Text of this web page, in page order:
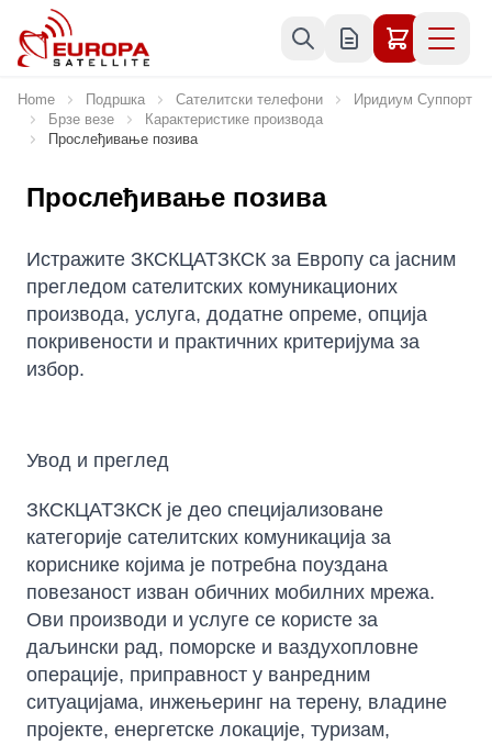
Skip to Content
Home Подршка Сателитски телефони
Иридиум Суппорт
Брзе везе
Карактеристике производа
Прослеђивање позива
Прослеђивање позива
Истражите ЗКСКЦАТЗКСК за Европу са јасним
прегледом сателитских комуникационих
производа, услуга, додатне опреме, опција
покривености и практичних критеријума за
избор.
Увод и преглед
ЗКСКЦАТЗКСК је део специјализоване
категорије сателитских комуникација за
кориснике којима је потребна поуздана
повезаност изван обичних мобилних мрежа.
Ови производи и услуге се користе за
даљински рад, поморске и ваздухопловне
операције, приправност у ванредним
ситуацијама, инжењеринг на терену, владине
пројекте, енергетске локације, туризам,